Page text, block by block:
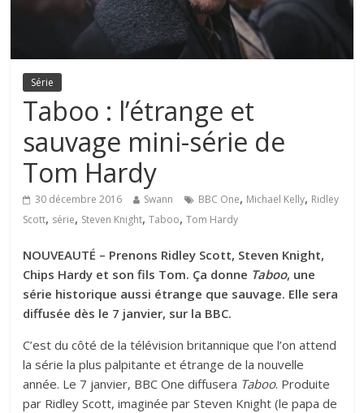
Série
Taboo : l’étrange et
sauvage mini-série de
Tom Hardy
30 décembre 2016 Swann BBC One, Michael Kelly, Ridley
Scott, série, Steven Knight,Taboo,Tom Hardy
NOUVEAUTÉ – Prenons Ridley Scott, Steven Knight,
Chips Hardy et son fils Tom. Ça donne Taboo, une
série historique aussi étrange que sauvage. Elle sera
diffusée dès le 7 janvier, sur la BBC.
C’est du côté de la télévision britannique que l’on attend
la série la plus palpitante et étrange de la nouvelle
année. Le 7 janvier, BBC One diffusera Taboo. Produite
par Ridley Scott, imaginée par Steven Knight (le papa de